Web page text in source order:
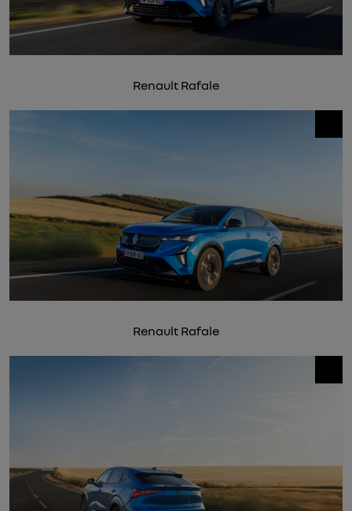
Renault Rafale
Renault Rafale